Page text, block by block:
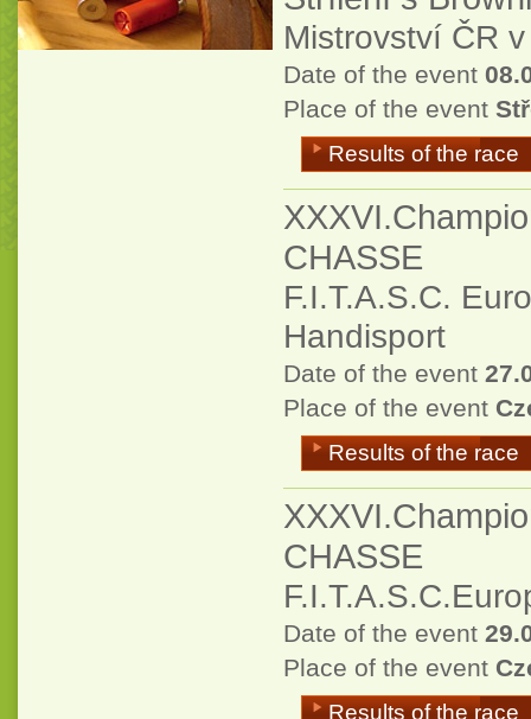
Mistrovství ČR
Date of the event
Place of the event
Results of the race
CHASSE
F.I.T.A.S.C.
Handisport
Date of the event
Place of the event
Results of the race
CHASSE
Date of the event
Place of the event
Results of the race